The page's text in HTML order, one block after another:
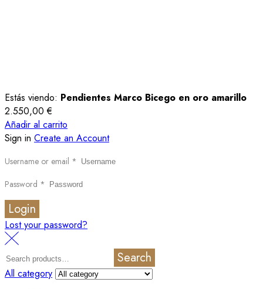
Estás viendo: Pendientes Marco Bicego en oro amarillo
2.550,00€
Añadir al carrito
Sign in Create an Account
Username or email *
Password *
Login
Lost your password?
Search
All category